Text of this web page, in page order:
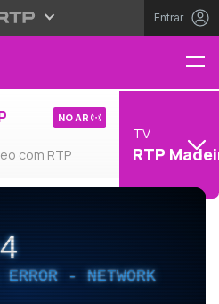
Entrar
com RTP
NO AR
TV
RTP
- NETWORK